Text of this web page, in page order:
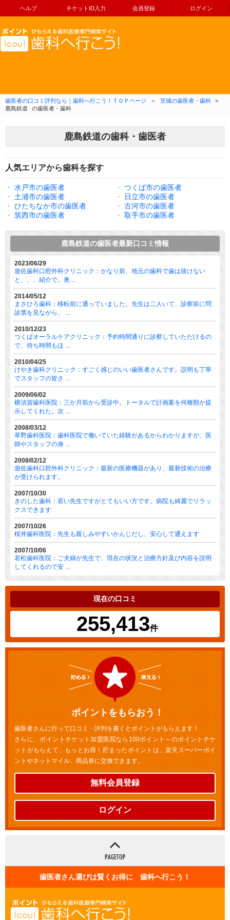
ヘルプ チケットID入力 会員登録 ログイン
コンテンツへ移動
歯医者の口コミ評判なら｜歯科へ行こう！ＴＯＰページ ＞ 茨城の歯医者・歯科
>
鹿島鉄道
の歯医者・歯科
鹿島鉄道の歯科・歯医者
人気エリアから歯科を探す
・ 水戸市の歯医者 ・
つくば市の歯医者
・
土浦市の歯医者 ・
日立市の歯医者
・
ひたちなか市の歯医者 ・
古河市の歯医者
・
筑西市の歯医者 ・ 取手市の歯医者
鹿島鉄道の歯医者最新口コミ情報
2023/06/29
遊佐歯科口腔外科クリニック：かなり前、地元の歯科で歯は抜けない
と、、、紹介で。奥 ...
2014/05/12
まさひろ歯科：移転前に通っていました。先生は二人いて、診察前に問
診票を見ながら、 ...
2010/12/23
つくばオーラルケアクリニック：予約時間通りに診察していただけるの
で、待ち時間もほ ...
2010/04/25
けやき歯科クリニック：すごく感じのいい歯医者さんです。説明も丁寧
でスタッフの皆さ ...
2009/06/02
横須賀歯科医院：三か月前から受診中。トータルで計画案を何種類か提
示してくれた。次 ...
2008/03/12
草野歯科医院：歯科医院で働いていた経験があるからわかりますが、医
師やスタッフの身 ...
2008/02/12
遊佐歯科口腔外科クリニック：最新の医療機器があり、最新技術の治療
が受けられます。
2007/10/30
きのした歯科：若い先生ですがとてもいい方です。病院も綺麗でリラッ
クスできます
2007/10/26
桜井歯科医院：先生も親しみやすいかんじだし、安心して通えます
2007/10/06
若松歯科医院：ご夫婦が先生で、現在の状況と治療方針及び内容を説明
してくれるので安 ...
現在の口コミ
255,413件
ポイントをもらおう！
歯医者さんに行って口コミ・評判を書くとポイントがもらえます！
さらに、ポイントチケット加盟医院なら100ポイント～のポイントチケ
ットがもらえて、もっとお得！貯まったポイントは、楽天スーパーポイ
ントやネットマイル、商品券に交換できます。
無料会員登録
ログイン
歯医者さん選びは賢くお得に 歯科へ行こう！